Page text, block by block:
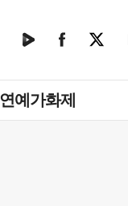
연예가화제